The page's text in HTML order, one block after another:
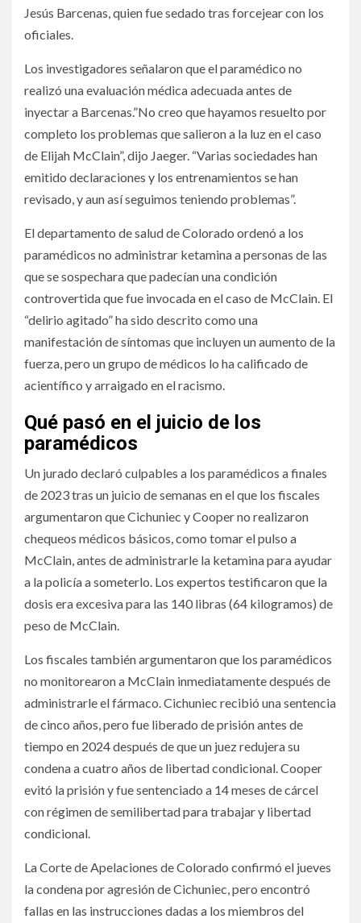
Jesús Barcenas, quien fue sedado tras forcejear con los
oficiales.
Los investigadores señalaron que el paramédico no
realizó una evaluación médica adecuada antes de
inyectar a Barcenas.”No creo que hayamos resuelto por
completo los problemas que salieron a la luz en el caso
de Elijah McClain”, dijo Jaeger. “Varias sociedades han
emitido declaraciones y los entrenamientos se han
revisado, y aun así seguimos teniendo problemas”.
El departamento de salud de Colorado ordenó a los
paramédicos no administrar ketamina a personas de las
que se sospechara que padecían una condición
controvertida que fue invocada en el caso de McClain. El
“delirio agitado” ha sido descrito como una
manifestación de síntomas que incluyen un aumento de la
fuerza, pero un grupo de médicos lo ha calificado de
acientífico y arraigado en el racismo.
Qué pasó en el juicio de los
paramédicos
Un jurado declaró culpables a los paramédicos a finales
de 2023 tras un juicio de semanas en el que los fiscales
argumentaron que Cichuniec y Cooper no realizaron
chequeos médicos básicos, como tomar el pulso a
McClain, antes de administrarle la ketamina para ayudar
a la policía a someterlo. Los expertos testificaron que la
dosis era excesiva para las 140 libras (64 kilogramos) de
peso de McClain.
Los fiscales también argumentaron que los paramédicos
no monitorearon a McClain inmediatamente después de
administrarle el fármaco. Cichuniec recibió una sentencia
de cinco años, pero fue liberado de prisión antes de
tiempo en 2024 después de que un juez redujera su
condena a cuatro años de libertad condicional. Cooper
evitó la prisión y fue sentenciado a 14 meses de cárcel
con régimen de semilibertad para trabajar y libertad
condicional.
La Corte de Apelaciones de Colorado confirmó el jueves
la condena por agresión de Cichuniec, pero encontró
fallas en las instrucciones dadas a los miembros del